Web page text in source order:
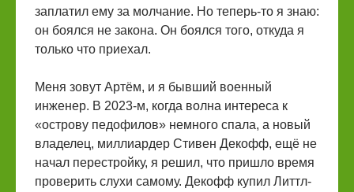
заплатил ему за молчание. Но теперь-то я знаю:
он боялся не закона. Он боялся того, откуда я
только что приехал.
Меня зовут Артём, и я бывший военный
инженер. В 2023-м, когда волна интереса к
«острову педофилов» немного спала, а новый
владелец, миллиардер Стивен Декофф, ещё не
начал перестройку, я решил, что пришло время
проверить слухи самому. Декофф купил Литтл-